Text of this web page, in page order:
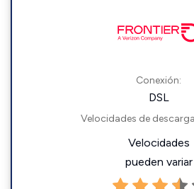
Conexión:
DSL
Velocidades de
Velocidades
pueden variar